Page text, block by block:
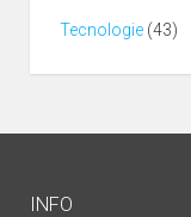
Tecnologie (43)
INFO